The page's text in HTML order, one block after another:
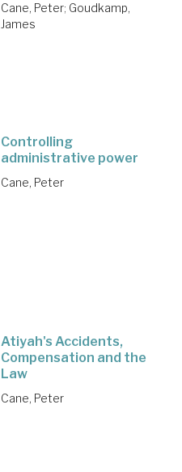
Cane, Peter; Goudkamp,
James
Controlling
administrative power
Cane, Peter
Atiyah's Accidents,
Compensation and the
Law
Cane, Peter